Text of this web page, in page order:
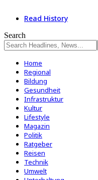
Read History
Search
Home
Regional
Bildung
Gesundheit
Infrastruktur
Kultur
Lifestyle
Magazin
Politik
Ratgeber
Reisen
Technik
Umwelt